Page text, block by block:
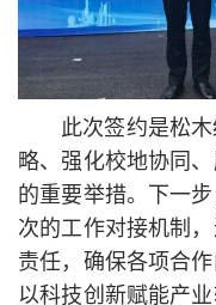
此次签约是松
略、强化校地协同
的重要举措。下一
次的工作对接机制
责任，确保各项合
以科技创新赋能产